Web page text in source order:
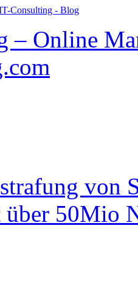
– Online
von
über 50Mio